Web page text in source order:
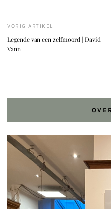
VORIG ARTIKEL
Legende van een zelfmoord | David
Vann